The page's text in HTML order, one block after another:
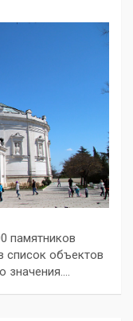
памятников
список объектов
значения.…